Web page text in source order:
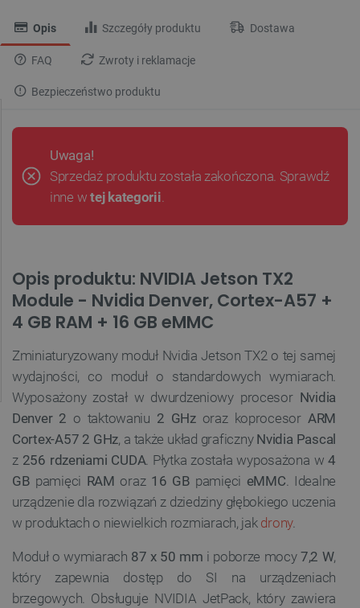
Opis Szczegóły produktu Dostawa
FAQ Zwroty i reklamacje
Bezpieczeństwo produktu
Uwaga!
Sprzedaż produktu została zakończona. Sprawdź
inne wtej kategorii.
Opis produktu: NVIDIA Jetson TX2
Module - Nvidia Denver, Cortex-A57 +
4 GB RAM + 16 GB eMMC
Zminiaturyzowany moduł Nvidia Jetson TX2 o tej samej
wydajności, co moduł o standardowych wymiarach.
Wyposażony został w dwurdzeniowy procesor Nvidia
Denver 2 o taktowaniu 2 GHzoraz koprocesor ARM
Cortex-A57 2 GHz, a także układ graficzny Nvidia Pascal
z 256 rdzeniami CUDA. Płytka została wyposażona w4
GB pamięci RAM oraz 16 GB pamięci eMMC. Idealne
urządzenie dla rozwiązań z dziedziny głębokiego uczenia
w produktach o niewielkich rozmiarach, jak drony.
Moduł o wymiarach 87 x 50 mm i poborze mocy 7,2 W,
który zapewnia dostęp do SI na urządzeniach
brzegowych. Obsługuje NVIDIA JetPack, który zawiera